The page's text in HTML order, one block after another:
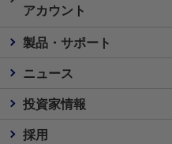
アカウント
製品・サポート
ニュース
投資家情報
採用